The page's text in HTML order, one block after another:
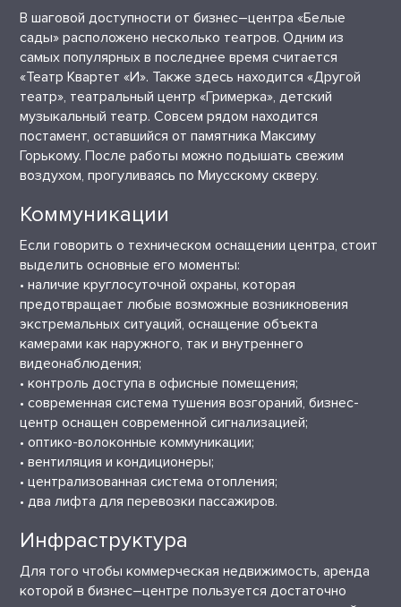
В шаговой доступности от бизнес–центра «Белые
сады» расположено несколько театров. Одним из
самых популярных в последнее время считается
«Театр Квартет «И». Также здесь находится «Другой
театр», театральный центр «Гримерка», детский
музыкальный театр. Совсем рядом находится
постамент, оставшийся от памятника Максиму
Горькому. После работы можно подышать свежим
воздухом, прогуливаясь по Миусскому скверу.
Коммуникации
Если говорить о техническом оснащении центра, стоит
выделить основные его моменты:
• наличие круглосуточной охраны, которая
предотвращает любые возможные возникновения
экстремальных ситуаций, оснащение объекта
камерами как наружного, так и внутреннего
видеонаблюдения;
• контроль доступа в офисные помещения;
• современная система тушения возгораний, бизнес-
центр оснащен современной сигнализацией;
• оптико-волоконные коммуникации;
• вентиляция и кондиционеры;
• централизованная система отопления;
• два лифта для перевозки пассажиров.
Инфраструктура
Для того чтобы коммерческая недвижимость, аренда
которой в бизнес–центре пользуется достаточно